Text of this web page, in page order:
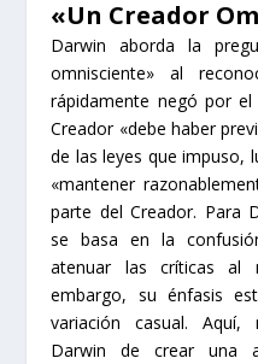
«Un Creador
Darwin aborda la
omnisciente» al
rápidamente negó por
Creador «debe haber
de las leyes que impuso,
«mantener
parte del Creador. Para
se basa en la
atenuar las críticas al
embargo, su énfasis
variación casual.
Darwin de crear una